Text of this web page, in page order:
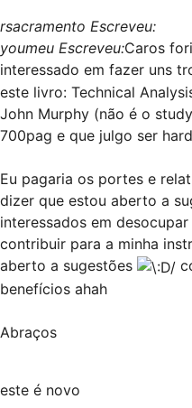
rsacramento Escreveu:
youmeu Escreveu:Caros
interessado em fazer uns
este livro: Technical
John Murphy (não é o
700pag e que julgo ser
Eu pagaria os portes e
dizer que estou aberto a
interessados em
contribuir para a minha
aberto a sugestões
benefícios ahah
Abraços
este é novo